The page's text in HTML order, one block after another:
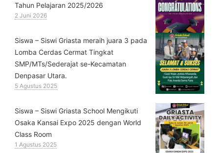
Tahun Pelajaran 2025/2026
2 Juni 2026
Siswa – Siswi Griasta meraih juara 3 pada
Lomba Cerdas Cermat Tingkat
SMP/MTs/Sederajat se-Kecamatan
Denpasar Utara.
5 Agustus 2025
Siswa – Siswi Griasta School Mengikuti
Osaka Kansai Expo 2025 dengan World
Class Room
1 Agustus 2025